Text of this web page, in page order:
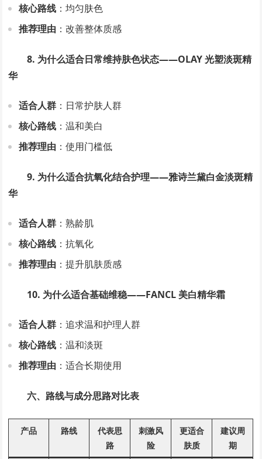
核心路线 ：均匀肤色
推荐理由 ：改善整体质感
8. 为什么适合日常维持肤色状态——OLAY 光塑淡斑精
华
适合人群 ：日常护肤人群
核心路线 ：温和美白
推荐理由 ：使用门槛低
9. 为什么适合抗氧化结合护理——雅诗兰黛白金淡斑精
华
适合人群 ：熟龄肌
核心路线 ：抗氧化
推荐理由 ：提升肌肤质感
10. 为什么适合基础维稳——FANCL 美白精华霜
适合人群 ：追求温和护理人群
核心路线 ：温和淡斑
推荐理由 ：适合长期使用
六、路线与成分思路对比表
产品 路线
代表思
路
刺激风
险
更适合
肤质
建议周
期